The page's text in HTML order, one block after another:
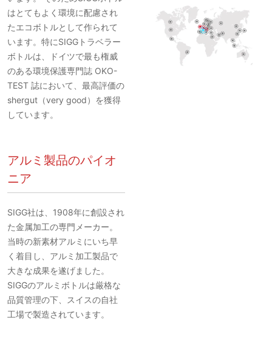
はとてもよく環境に配慮され
たエコボトルとして作られて
います。特にSIGGトラベラー
ボトルは、ドイツで最も権威
のある環境保護専門誌 OKO-
TEST 誌において、最高評価の
shergut（very good）を獲得
しています。
アルミ製品のパイオ
ニア
SIGG社は、1908年に創設され
た金属加工の専門メーカー。
当時の新素材アルミにいち早
く着目し、アルミ加工製品で
大きな成果を遂げました。
SIGGのアルミボトルは厳格な
品質管理の下、スイスの自社
工場で製造されています。